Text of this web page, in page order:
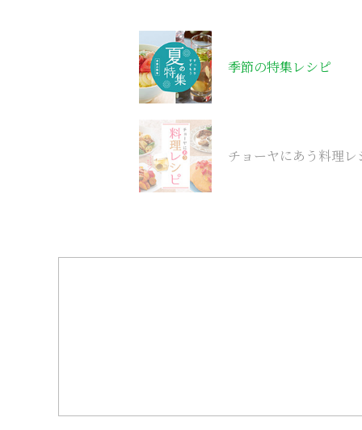
季節の特集レシピ
チョーヤにあう料理レ